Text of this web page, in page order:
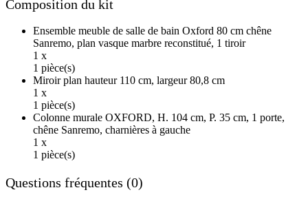
Composition du kit
Ensemble meuble de salle de bain Oxford 80 cm chêne
Sanremo, plan vasque marbre reconstitué, 1 tiroir
1 x
1 pièce(s)
Miroir plan hauteur 110 cm, largeur 80,8 cm
1 x
1 pièce(s)
Colonne murale OXFORD, H. 104 cm, P. 35 cm, 1 porte,
chêne Sanremo, charnières à gauche
1 x
1 pièce(s)
Questions fréquentes (0)